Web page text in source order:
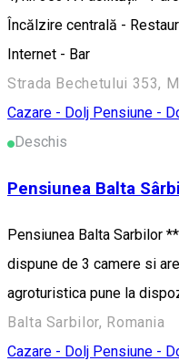
Încălzire centrală -
Internet - Bar
Strada Bechetului 353,
Cazare - Dolj Pensiune -
Deschis
Pensiunea Balta
Pensiunea Balta Sarbilor
dispune de 3 camere si
agroturistica pune la
Balta Sarbilor, Romania
Cazare - Dolj Pensiune -